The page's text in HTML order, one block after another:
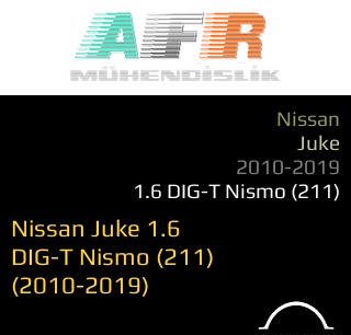
Nissan
Juke
2010-2019
1.6 DIG-T Nismo (211)
Nissan Juke 1.6
DIG-T Nismo (211)
(2010-2019)